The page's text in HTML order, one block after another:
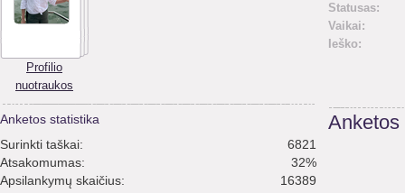
Profilio
nuotraukos
Anketos statistika
Surinkti taškai:
6821
Atsakomumas:
32%
Apsilankymų skaičius:
16389
Statusas:
Vaikai:
Ieško:
Anketos